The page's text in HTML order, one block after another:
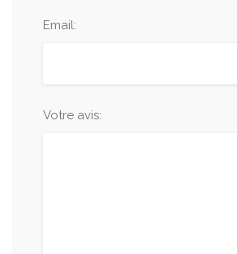
Email:
Votre avis: